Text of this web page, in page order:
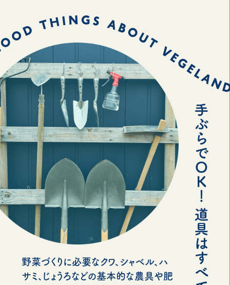
野菜づくりに必要なクワ、シャベル、ハ
サミ、じょうろなどの基本的な農具や肥